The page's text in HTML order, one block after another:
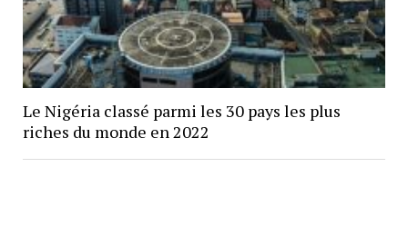
Le Nigéria classé parmi les 30 pays les plus
riches du monde en 2022